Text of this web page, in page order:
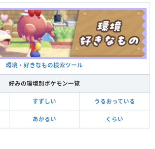
環境・好きなもの検索ツール
好みの環境別ポケモン一覧
すずしい うるおっている
あかるい くらい